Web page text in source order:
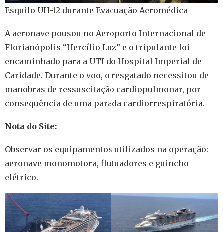
Esquilo UH-12 durante Evacuação Aeromédica
A aeronave pousou no Aeroporto Internacional de
Florianópolis “Hercílio Luz” e o tripulante foi
encaminhado para a UTI do Hospital Imperial de
Caridade. Durante o voo, o resgatado necessitou de
manobras de ressuscitação cardiopulmonar, por
consequência de uma parada cardiorrespiratória.
Nota do Site:
Observar os equipamentos utilizados na operação:
aeronave monomotora, flutuadores e guincho
elétrico.